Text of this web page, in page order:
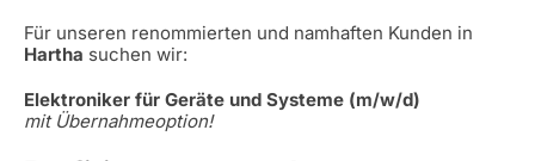
Für unseren renommierten und namhaften Kunden in
Hartha suchen wir:
Elektroniker für Geräte und Systeme (m/w/d)
mit Übernahmeoption!